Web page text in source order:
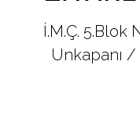
İ.M.Ç. 5.Blok
Unkapanı